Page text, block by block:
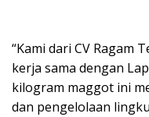
“Kami dari CV Ragam
kerja sama dengan
kilogram maggot ini
dan pengelolaan